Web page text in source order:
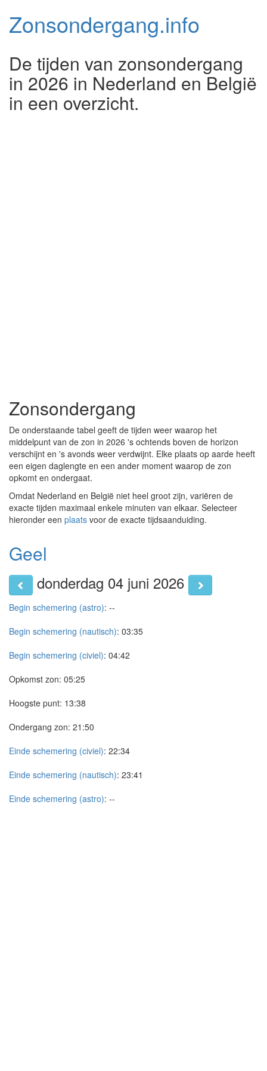
Zonsondergang.info
De tijden van zonsondergang
in 2026 in Nederland en België
in een overzicht.
Zonsondergang
De onderstaande tabel geeft de tijden weer waarop het
middelpunt van de zon in 2026 's ochtends boven de horizon
verschijnt en 's avonds weer verdwijnt. Elke plaats op aarde heeft
een eigen daglengte en een ander moment waarop de zon
opkomt en ondergaat.
Omdat Nederland en België niet heel groot zijn, variëren de
exacte tijden maximaal enkele minuten van elkaar. Selecteer
hieronder een plaats voor de exacte tijdsaanduiding.
Geel
donderdag 04 juni 2026
Begin schemering (astro): --
Begin schemering (nautisch): 03:35
Begin schemering (civiel): 04:42
Opkomst zon: 05:25
Hoogste punt: 13:38
Ondergang zon: 21:50
Einde schemering (civiel): 22:34
Einde schemering (nautisch): 23:41
Einde schemering (astro): --